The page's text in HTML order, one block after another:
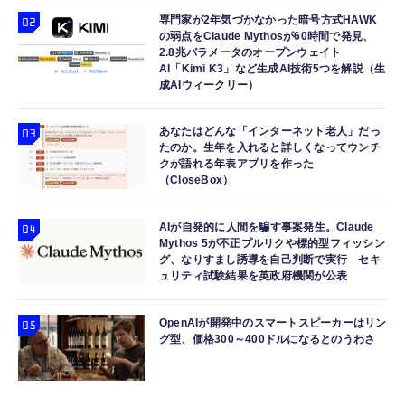
専門家が2年気づかなかった暗号方式HAWK
の弱点をClaude Mythosが60時間で発見、
2.8兆パラメータのオープンウェイト
AI「Kimi K3」など生成AI技術5つを解説（生
成AIウィークリー）
あなたはどんな「インターネット老人」だっ
たのか。生年を入れると詳しくなってウンチ
クが語れる年表アプリを作った
（CloseBox）
AIが自発的に人間を騙す事案発生。Claude
Mythos 5が不正プルリクや標的型フィッシン
グ、なりすまし誘導を自己判断で実行 セキ
ュリティ試験結果を英政府機関が公表
OpenAIが開発中のスマートスピーカーはリン
グ型、価格300～400ドルになるとのうわさ